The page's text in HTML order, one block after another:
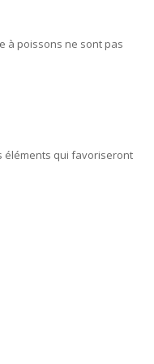
à poissons ne sont pas
éléments qui favoriseront